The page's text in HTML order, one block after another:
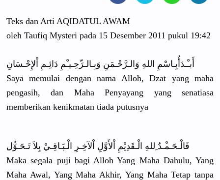
Teks dan Arti AQIDATUL AWAM
oleh Taufiq Mysteri pada 15 Desember 2011 pukul 19:42
أَبـْـدَأُ بِـاسْمِ اللهِ وَالـرَّحْـمَنِ وَبِـالـرَّحِـيـْمِ دَائِـمِ اْلإِحْـسَانِ
Saya memulai dengan nama Alloh, Dzat yang maha
pengasih, dan Maha Penyayang yang senatiasa
memberikan kenikmatan tiada putusnya
فَالْـحَـمْـدُ ِللهِ الْـقَدِيْمِ اْلأَوَّلِ اْلآخِـرِ الْـبَـاقِـيْ بِلاَ تَـحَـوُّل
Maka segala puji bagi Alloh Yang Maha Dahulu, Yang
Maha Awal, Yang Maha Akhir, Yang Maha Tetap tanpa